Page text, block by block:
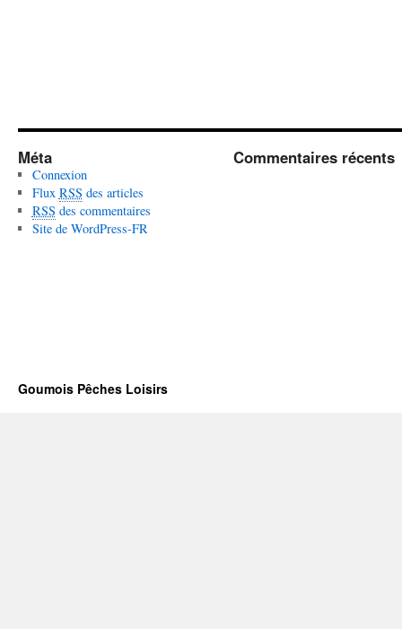
Méta
Connexion
Flux RSS des articles
RSS des commentaires
Site de WordPress-FR
Commentaires récents
Goumois Pêches Loisirs